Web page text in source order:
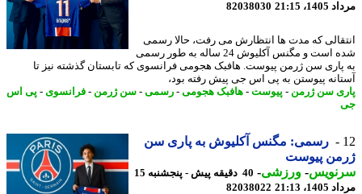
21:15
82038030
که مدت ها انتظارش می رفت، حالا رسمی
شده است و مگنس آکلیوش 24 ساله به طور رسمی
سن ژرمن پیوست. هافبک هجومی فرانسوی که تابستان گذشته نیز تا
پیوستن به پی اس جی پیش رفته بود،
سن ژرمن -پیوست-هافبک هجومی-رسمی-سن ژرمن -فرانسوی-پی اس
رسمی: مگنس آکلیوش به پاری سن
پیوست
-ورزشی-
40 دقیقه پیش - پنجشنبه 15
21:13
82038022